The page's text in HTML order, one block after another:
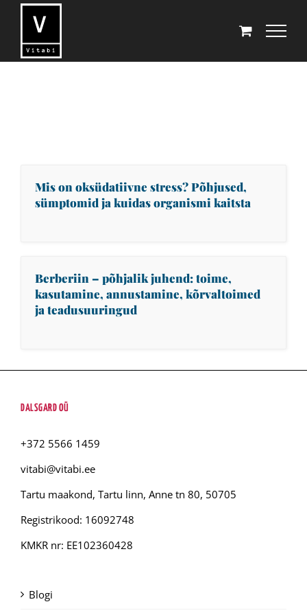
Mis on oksüdatiivne stress? Põhjused,
sümptomid ja kuidas organismi kaitsta
Berberiin – põhjalik juhend: toime,
kasutamine, annustamine, kõrvaltoimed
ja teadusuuringud
DALSGARD OÜ
+372 5566 1459
vitabi@vitabi.ee
Tartu maakond, Tartu linn, Anne tn 80, 50705
Registrikood: 16092748
KMKR nr: EE102360428
Blogi